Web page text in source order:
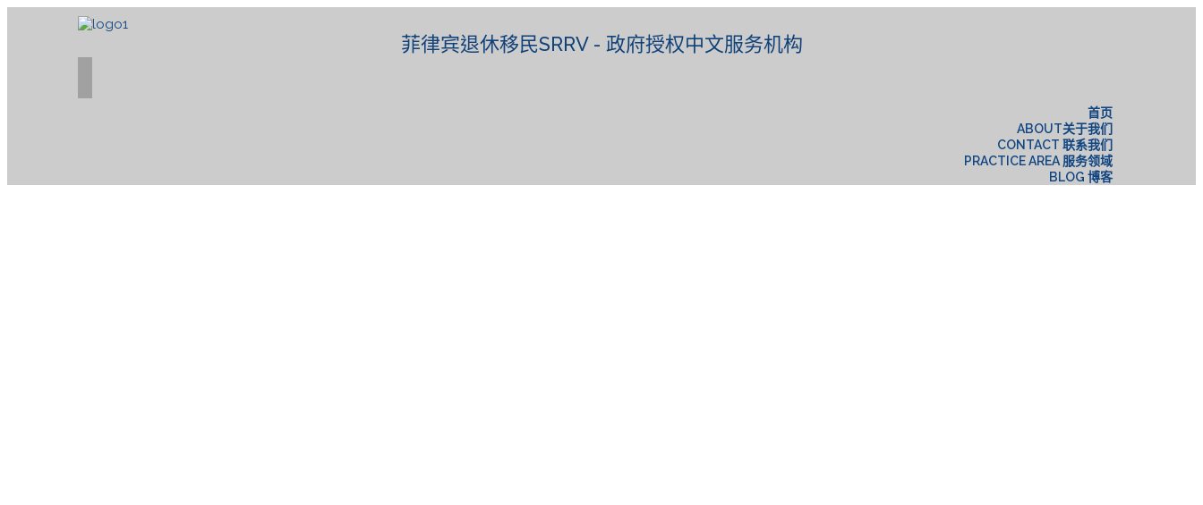
菲律宾退休移民SRRV - 政府授权中文服务机构
首页
ABOUT关于我们
CONTACT 联系我们
PRACTICE AREA 服务领域
BLOG 博客